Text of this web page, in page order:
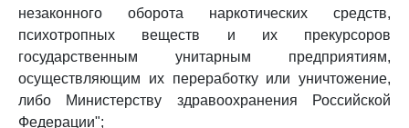
незаконного оборота наркотических средств,
психотропных веществ и их прекурсоров
государственным унитарным предприятиям,
осуществляющим их переработку или уничтожение,
либо Министерству здравоохранения Российской
Федерации";